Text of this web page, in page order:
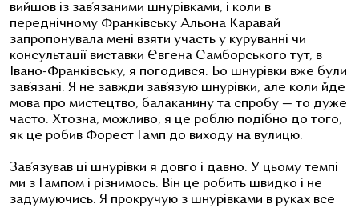
вийшов із зав’язаними шнурівками, і коли в
переднічному Франківську Альона Каравай
запропонувала мені взяти участь у куруванні чи
консультації виставки Євгена Самборського тут, в
Івано-Франківську, я погодився. Бо шнурівки вже були
зав’язані. Я не завжди зав’язую шнурівки, але коли йде
мова про мистецтво, балаканину та спробу — то дуже
часто. Хтозна, можливо, я це роблю подібно до того,
як це робив Форест Гамп до виходу на вулицю.
Зав’язував ці шнурівки я довго і давно. У цьому темпі
ми з Гампом і різнимось. Він це робить швидко і не
задумуючись. Я прокручую з шнурівками в руках все